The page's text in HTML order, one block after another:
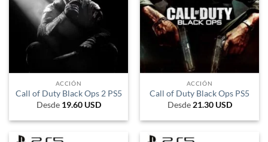
ACCIÓN
Call of Duty Black Ops 2 PS5
Desde 19.60 USD
ACCIÓN
Call of Duty Black Ops PS5
Desde 21.30 USD